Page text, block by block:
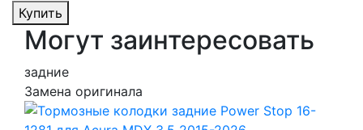
Купить
Могут заинтересовать
задние
Замена оригинала